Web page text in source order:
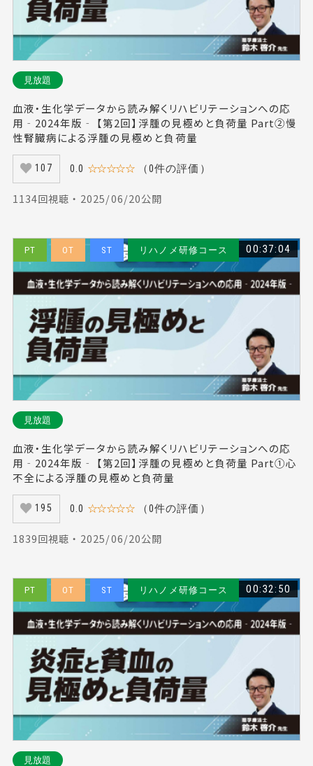
見放題
血液・生化学データから読み解くリハビリテーションへの応
用‐2024年版‐ 【第2回】浮腫の見極めと負荷量 Part②慢
性腎臓病による浮腫の見極めと負荷量
107 0.0 ☆☆☆☆☆ （0件の評価）
1134回視聴 ・ 2025/06/20公開
PT OT ST リハノメ研修コース 00:37:04
見放題
血液・生化学データから読み解くリハビリテーションへの応
用‐2024年版‐ 【第2回】浮腫の見極めと負荷量 Part①心
不全による浮腫の見極めと負荷量
195 0.0 ☆☆☆☆☆ （0件の評価）
1839回視聴 ・ 2025/06/20公開
PT OT ST リハノメ研修コース 00:32:50
見放題